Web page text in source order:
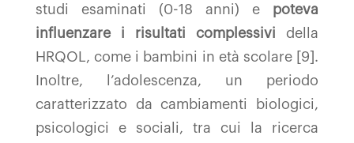
studi esaminati (0-18 anni) e poteva
influenzare i risultati complessividella
HRQOL, come i bambini in età scolare [9].
Inoltre, l’adolescenza, un periodo
caratterizzato da cambiamenti biologici,
psicologici e sociali, tra cui la ricerca